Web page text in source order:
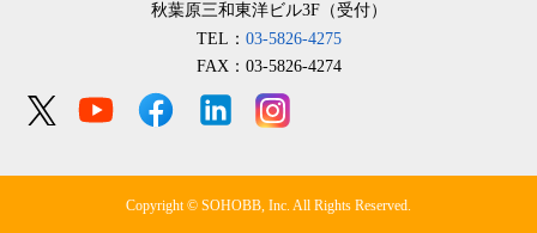
秋葉原三和東洋ビル3F（受付）
TEL： 03-5826-4275
FAX：03-5826-4274
Copyright © SOHOBB, Inc. All Rights Reserved.